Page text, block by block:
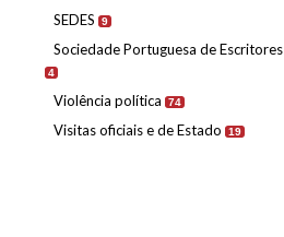
SEDES 9
Sociedade Portuguesa de Escritores
4
Violência política 74
Visitas oficiais e de Estado 19